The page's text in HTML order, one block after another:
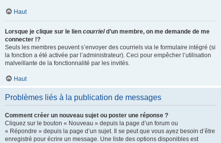
Haut
Lorsque je clique sur le lien courrield’un membre, on me demande de me
connecter !?
Seuls les membres peuvent s’envoyer des courriels via le formulaire intégré (si
la fonction a été activée par l’administrateur). Ceci pour empêcher l’utilisation
malveillante de la fonctionnalité par les invités.
Haut
Problèmes liés à la publication de messages
Comment créer un nouveau sujet ou poster une réponse ?
Cliquez sur le bouton « Nouveau » depuis la page d’un forum ou
« Répondre » depuis la page d’un sujet. Il se peut que vous ayez besoin d’être
enregistré pour écrire un message. Une liste des options disponibles est